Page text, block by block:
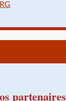
partenaires